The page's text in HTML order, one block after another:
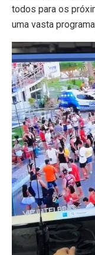
todos para os
uma vasta